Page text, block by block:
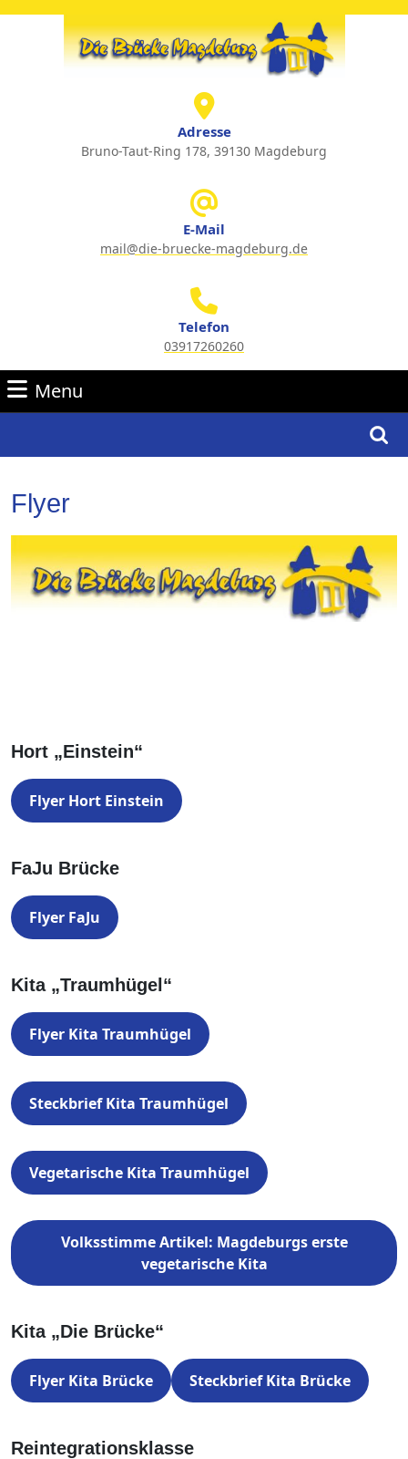
Skip
Adresse
Bruno-Taut-Ring 178, 39130 Magdeburg
E-Mail
mail@die-bruecke-magdeburg.de
Telefon
03917260260
Phone
Menu
Flyer
Hort „Einstein“
Flyer Hort Einstein
FaJu Brücke
Flyer FaJu
Kita „Traumhügel“
Flyer Kita Traumhügel
Steckbrief Kita Traumhügel
Vegetarische Kita Traumhügel
Volksstimme Artikel: Magdeburgs erste
vegetarische Kita
Kita „Die Brücke“
Flyer Kita Brücke Steckbrief Kita Brücke
Reintegrationsklasse